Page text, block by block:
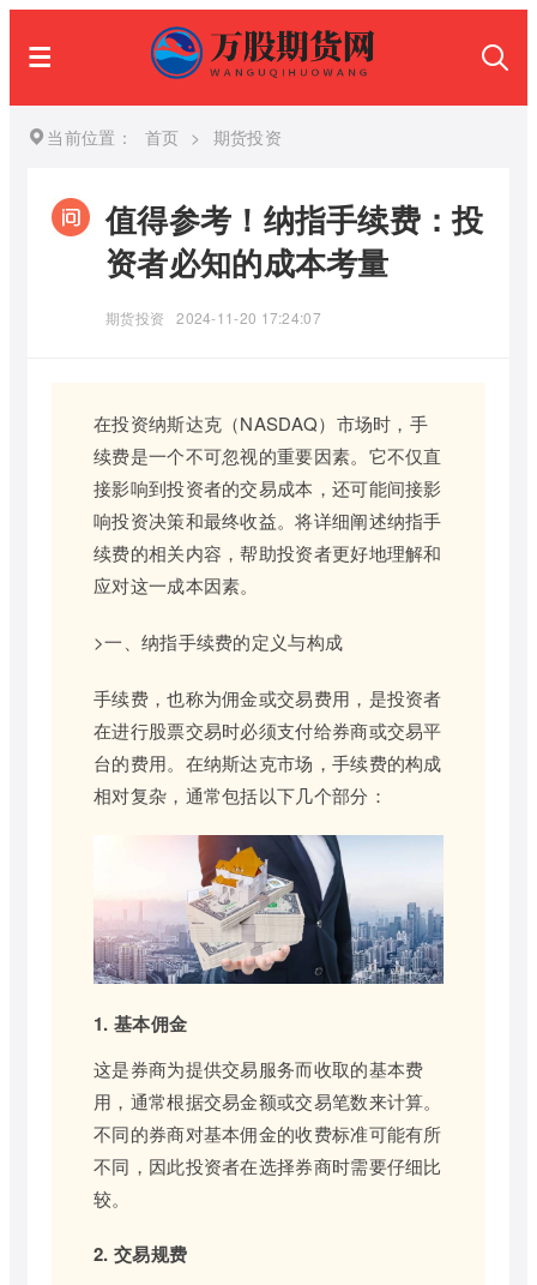
当前位置： 首页 > 期货投资
值得参考！纳指手续费：投
资者必知的成本考量
期货投资 2024-11-20 17:24:07
在投资纳斯达克（NASDAQ）市场时，手
续费是一个不可忽视的重要因素。它不仅直
接影响到投资者的交易成本，还可能间接影
响投资决策和最终收益。将详细阐述纳指手
续费的相关内容，帮助投资者更好地理解和
应对这一成本因素。
>一、纳指手续费的定义与构成
手续费，也称为佣金或交易费用，是投资者
在进行股票交易时必须支付给券商或交易平
台的费用。在纳斯达克市场，手续费的构成
相对复杂，通常包括以下几个部分：
1. 基本佣金
这是券商为提供交易服务而收取的基本费
用，通常根据交易金额或交易笔数来计算。
不同的券商对基本佣金的收费标准可能有所
不同，因此投资者在选择券商时需要仔细比
较。
2. 交易规费